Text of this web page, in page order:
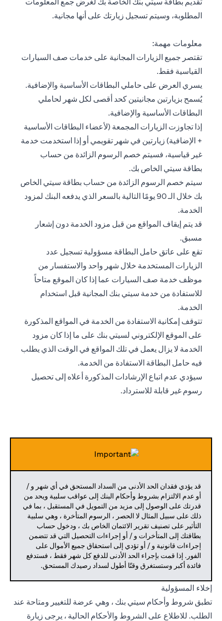
المطلوبة، وسيتم تسجيل زيارتك على أنها مجانية.
معلومات مهمة:
تقتصر جميع الزيارات المجانية على خدمات صف السيارات
القياسية فقط.
يسري العرض على حاملي البطاقات الأساسية والإضافية.
يُسمح بزيارتين مجانيتين كحد أقصى لكل شهر لحاملي
البطاقات الأساسية والإضافية.
إذا تجاوزت الزيارات المجمعة (لأعضاء البطاقات الأساسية
+ الإضافية) زيارتين في شهر تقويمي أو إذا استخدمت خدمة
غير قياسية، فسيتم خصم الرسوم الزائدة من حساب
بطاقة سيتي الخاص بك.
سيتم خصم الرسوم الزائدة من حساب بطاقة سيتي الخاص
بك خلال الـ 90 يومًا التالية بالسعر الذي يدفعه البنك لمزود
الخدمة.
قد يتم إيقاف المواقع من قبل مزود الخدمة دون إشعار
مسبق.
تقع على عاتق حامل البطاقة مسؤولية تسجيل عدد
الزيارات المستخدمة خلال شهر واحد والاستفسار من
موظف خدمة صف السيارات عما إذا كان الموقع متاحاً
للاستفادة من خدمة سيتي بنك المجانية قبل استخدام
الخدمة.
تتوقف إمكانية الاستفادة من الخدمة في المواقع المذكورة
على الموقع الإلكتروني لسيتي بنك على ما إذا كان مزود
الخدمة لا يزال يعمل في تلك المواقع في الوقت الذي يطلب
فيه حامل البطاقة الاستفادة من الخدمة.
سيؤدي عدم اتباع الإرشادات المذكورة أعلاه إلى تحصيل
رسوم غير قابلة للاسترداد.
قد يؤدي فقدان الحد الأدنى من السداد المستحق في أي شهر و /
أو عدم الالتزام بشروط وأحكام البنك إلى عواقب سلبية ويحد من
قدرتك على الوصول إلى مزيد من التمويل في المستقبل ، بما في
ذلك على سبيل المثال لا الحصر ، الرسوم المتأخرة ، وهي سلبية
التأثير على تصنيف تقرير الائتمان الخاص بك ، ودخول حساب
بطاقتك إلى المتأخرات و / أو إجراءات التحصيل التي قد تتضمن
إجراءات قانونية و / أو تؤدي إلى استحقاق جميع الأموال على
الفور. إذا قمت بإجراء الحد الأدنى للدفع كل شهر فقط ، فستدفع
فائدة أكبر وستستغرق وقتًا أطول لسداد رصيدك المستحق.
إخلاء المسؤولية
تطبق شروط وأحكام سيتي بنك ، وهي عرضة للتغيير ومتاحة عند
الطلب. للاطلاع على الشروط والأحكام الحالية ، يرجى زيارة